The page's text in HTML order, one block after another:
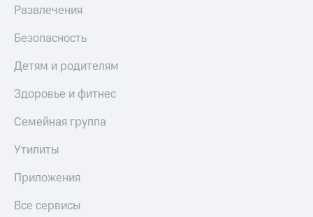
Развлечения
Безопасность
Детям и родителям
Здоровье и фитнес
Семейная группа
Утилиты
Приложения
Все сервисы